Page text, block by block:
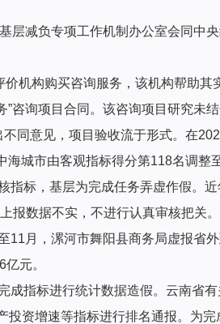
层减负专项工作机制办公室会同中
机构购买咨询服务，该机构帮助
咨询项目合同。该咨询项目研究未
同意见，项目验收流于形式。在
城市由客观指标得分第118名调整
指标，基层为完成任务弄虚作假。
报数据不实，不进行认真审核把关
月，漯河市舞阳县商务局虚报省
元。
成指标进行统计数据造假。云南省
资增速等指标进行排名通报。为